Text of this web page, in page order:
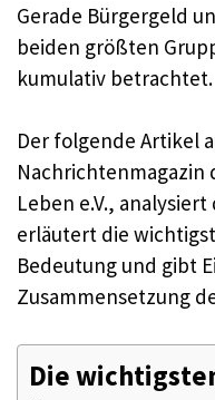
Gerade Bürgergeld
beiden größten
kumulativ betrachtet.
Der folgende Artikel
Nachrichtenmagazin
Leben e.V.,
erläutert die
Bedeutung und gibt
Zusammensetzung
Die